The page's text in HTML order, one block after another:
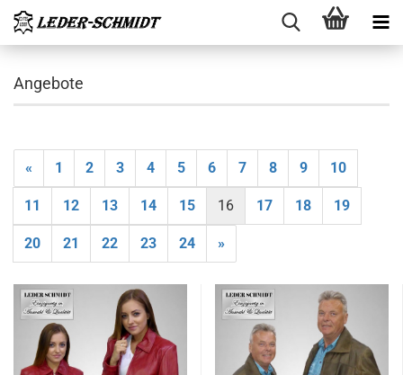
Angebote
« 1 2 3 4 5 6 7 8 9 10
11 12 13 14 15 16 17 18 19
20 21 22 23 24 »